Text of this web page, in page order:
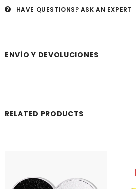
HAVE QUESTIONS? ASK AN EXPERT
ENVÍO Y DEVOLUCIONES
RELATED PRODUCTS